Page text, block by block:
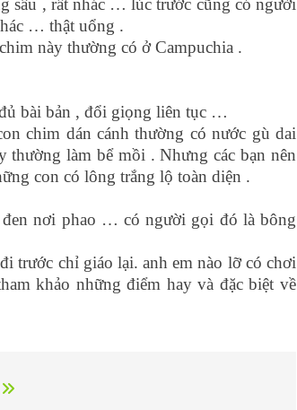
sâu , rất nhác … lúc trước cũng có người
… thật uổng .
này thường có ở Campuchia .
bài bản , đổi giọng liên tục …
chim dán cánh thường có nước gù dai
làm bể mồi . Nhưng các bạn nên
con có lông trắng lộ toàn diện .
nơi phao … có người gọi đó là bông
trước chỉ giáo lại. anh em nào lỡ có chơi
khảo những điểm hay và đặc biệt về